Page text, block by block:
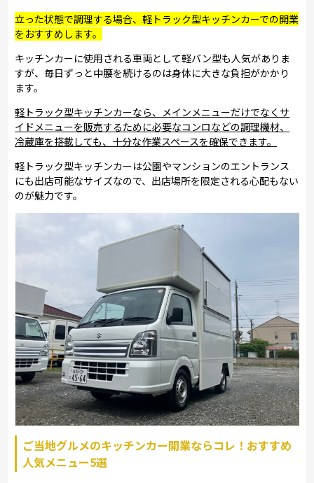
立った状態で調理する場合、軽トラック型キッチンカーでの開業
をおすすめします。
キッチンカーに使用される車両として軽バン型も人気がありま
すが、毎日ずっと中腰を続けるのは身体に大きな負担がかかり
ます。
軽トラック型キッチンカーなら、メインメニューだけでなくサ
イドメニューを販売するために必要なコンロなどの調理機材、
冷蔵庫を搭載しても、十分な作業スペースを確保できます。
軽トラック型キッチンカーは公園やマンションのエントランス
にも出店可能なサイズなので、出店場所を限定される心配もない
のが魅力です。
ご当地グルメのキッチンカー開業ならコレ！おすすめ
人気メニュー5選